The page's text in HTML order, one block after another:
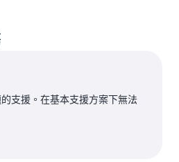
支援。在基本支援方案下無法